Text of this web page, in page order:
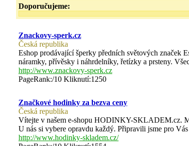
Doporučujeme:
Znackovy-sperk.cz
Česká republika
Eshop prodávající šperky předních světových značek
náramky, přívěsky i náhrdelníky, řetízky a prsteny.
http://www.znackovy-sperk.cz
PageRank:/10 Kliknutí:1250
Značkové hodinky za bezva ceny
Česká republika
Vítejte v našem e-shopu HODINKY-SKLADEM.cz.
U nás si vybere opravdu každý. Připravili jsme pro
http://www.hodinky-skladem.cz/